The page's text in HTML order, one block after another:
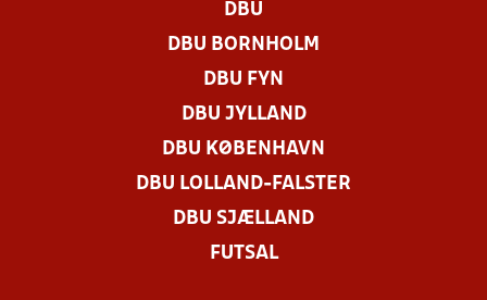
DBU
DBU BORNHOLM
DBU FYN
DBU JYLLAND
DBU KØBENHAVN
DBU LOLLAND-FALSTER
DBU SJÆLLAND
FUTSAL